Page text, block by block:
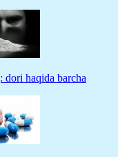
dori haqida barcha